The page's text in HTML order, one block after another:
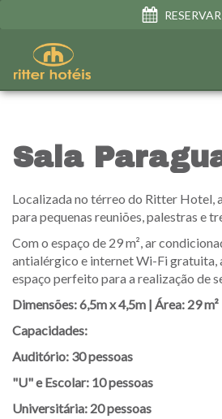
RESERVAR
Sala
Localizada no térreo do Ritter Hotel,
para pequenas reuniões, palestras e
Com o espaço de 29 m², ar
antialérgico e internet Wi-Fi gratuita,
espaço perfeito para a realização de
Dimensões: 6,5m x 4,5m | Área: 29
Capacidades:
Auditório: 30 pessoas
"U" e Escolar: 10 pessoas
Universitária: 20 pessoas